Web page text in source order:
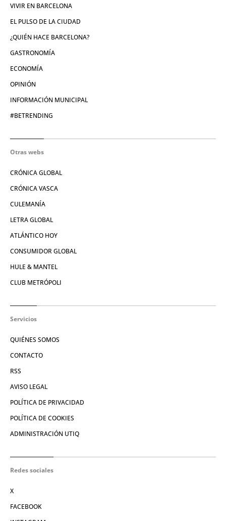
VIVIR EN BARCELONA
EL PULSO DE LA CIUDAD
¿QUIÉN HACE BARCELONA?
GASTRONOMÍA
ECONOMÍA
OPINIÓN
INFORMACIÓN MUNICIPAL
#BETRENDING
Otras webs
CRÓNICA GLOBAL
CRÓNICA VASCA
CULEMANÍA
LETRA GLOBAL
ATLÁNTICO HOY
CONSUMIDOR GLOBAL
HULE & MANTEL
CLUB METRÓPOLI
Servicios
QUIÉNES SOMOS
CONTACTO
RSS
AVISO LEGAL
POLÍTICA DE PRIVACIDAD
POLÍTICA DE COOKIES
ADMINISTRACIÓN UTIQ
Redes sociales
X
FACEBOOK